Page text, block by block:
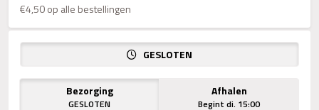
€4,50 op alle bestellingen
GESLOTEN
Bezorging
GESLOTEN
Afhalen
Begint di. 15:00